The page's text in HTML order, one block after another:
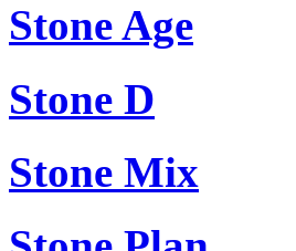
Stone Age
Stone D
Stone Mix